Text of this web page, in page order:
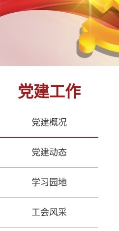
党建工作
党建概况
党建动态
学习园地
工会风采